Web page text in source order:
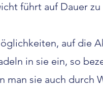
führt auf Dauer zu
auf die
in sie ein, so
man sie auch durch